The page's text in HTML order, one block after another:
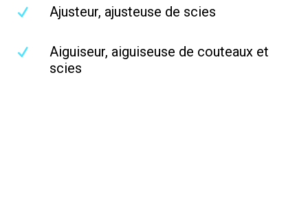
Ajusteur, ajusteuse de scies
Aiguiseur, aiguiseuse de couteaux et
scies